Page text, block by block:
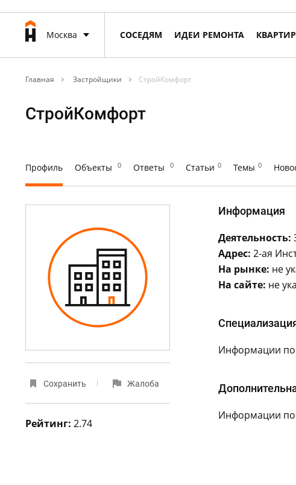
Москва СОСЕДЯМ ИДЕИ РЕМОНТА
Главная Застройщики СтройКомфорт
СтройКомфорт
Профиль Объекты 0 Ответы 0 Статьи 0 Темы 0
Сохранить Жалоба
Рейтинг: 2.74
Информация
Деятельность:
Адрес: 2-ая
На рынке: не
На сайте: не
Информации
Информации